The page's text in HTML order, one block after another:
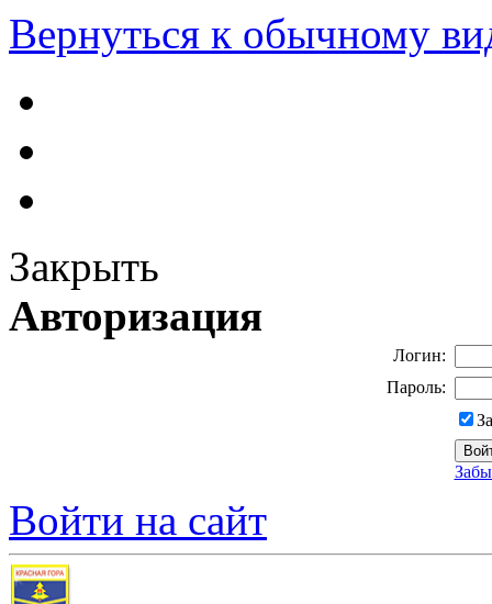
Вернуться к обычному
Закрыть
Авторизация
Логин:
Пароль:
Войти на сайт